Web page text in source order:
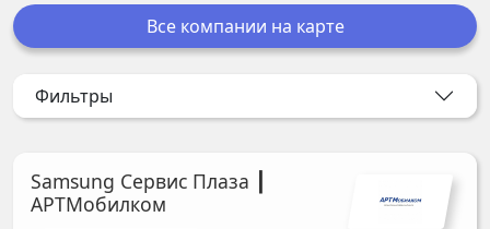
Все компании на карте
Фильтры
Samsung Сервис Плаза ┃
АРТМобилком